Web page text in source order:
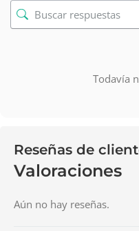
Todavía
Reseñas de
Valoraciones
Aún no hay reseñas.